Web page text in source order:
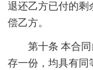
退还乙方已付的剩
偿乙方。
第十条 本合
存一份，均具有同